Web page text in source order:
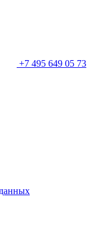
+7 495 649 05 73